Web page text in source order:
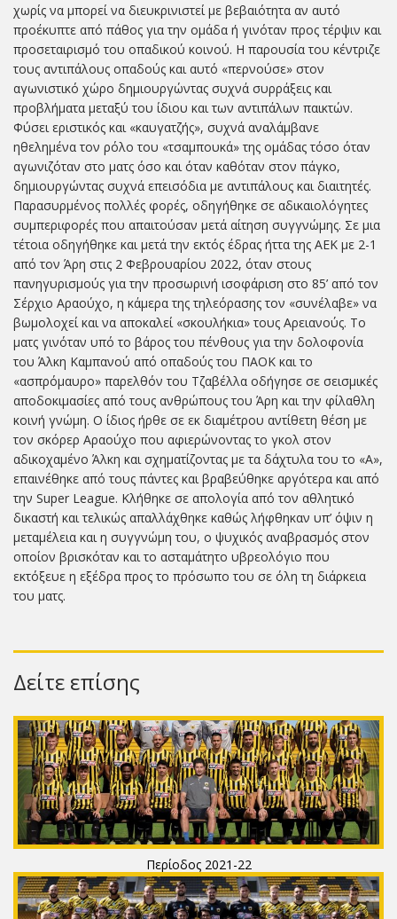
χωρίς να μπορεί να διευκρινιστεί με βεβαιότητα αν αυτό
προέκυπτε από πάθος για την ομάδα ή γινόταν προς τέρψιν και
προσεταιρισμό του οπαδικού κοινού. Η παρουσία του κέντριζε
τους αντιπάλους οπαδούς και αυτό «περνούσε» στον
αγωνιστικό χώρο δημιουργώντας συχνά συρράξεις και
προβλήματα μεταξύ του ίδιου και των αντιπάλων παικτών.
Φύσει εριστικός και «καυγατζής», συχνά αναλάμβανε
ηθελημένα τον ρόλο του «τσαμπουκά» της ομάδας τόσο όταν
αγωνιζόταν στο ματς όσο και όταν καθόταν στον πάγκο,
δημιουργώντας συχνά επεισόδια με αντιπάλους και διαιτητές.
Παρασυρμένος πολλές φορές, οδηγήθηκε σε αδικαιολόγητες
συμπεριφορές που απαιτούσαν μετά αίτηση συγγνώμης. Σε μια
τέτοια οδηγήθηκε και μετά την εκτός έδρας ήττα της ΑΕΚ με 2-1
από τον Άρη στις 2 Φεβρουαρίου 2022, όταν στους
πανηγυρισμούς για την προσωρινή ισοφάριση στο 85’ από τον
Σέρχιο Αραούχο, η κάμερα της τηλεόρασης τον «συνέλαβε» να
βωμολοχεί και να αποκαλεί «σκουλήκια» τους Αρειανούς. Το
ματς γινόταν υπό το βάρος του πένθους για την δολοφονία
του Άλκη Καμπανού από οπαδούς του ΠΑΟΚ και το
«ασπρόμαυρο» παρελθόν του Τζαβέλλα οδήγησε σε σεισμικές
αποδοκιμασίες από τους ανθρώπους του Άρη και την φίλαθλη
κοινή γνώμη. Ο ίδιος ήρθε σε εκ διαμέτρου αντίθετη θέση με
τον σκόρερ Αραούχο που αφιερώνοντας το γκολ στον
αδικοχαμένο Άλκη και σχηματίζοντας με τα δάχτυλα του το «Α»,
επαινέθηκε από τους πάντες και βραβεύθηκε αργότερα και από
την Super League. Κλήθηκε σε απολογία από τον αθλητικό
δικαστή και τελικώς απαλλάχθηκε καθώς λήφθηκαν υπ’ όψιν η
μεταμέλεια και η συγγνώμη του, ο ψυχικός αναβρασμός στον
οποίον βρισκόταν και το ασταμάτητο υβρεολόγιο που
εκτόξευε η εξέδρα προς το πρόσωπο του σε όλη τη διάρκεια
του ματς.
Δείτε επίσης
Περίοδος 2021-22